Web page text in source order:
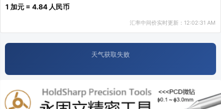
1 加元 = 4.84 人民币
汇率中间价实时更新：12:02:31 AM
天气获取失败